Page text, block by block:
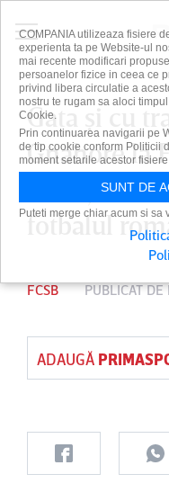
Gata şi cu
Gnahore la
anunţul
fotbalul
FCSB PUBLICAT DE
ADAUGĂ
COMPANIA utilizeaza fisiere
experienta ta pe Website-ul
mai recente modificari
persoanelor fizice in ceea ce
privind libera circulatie a
nostru te rugam sa aloci
Cookie.
Prin continuarea navigarii pe
de tip cookie conform Politicii
moment setarile acestor
SUNT DE
Puteti merge chiar acum si